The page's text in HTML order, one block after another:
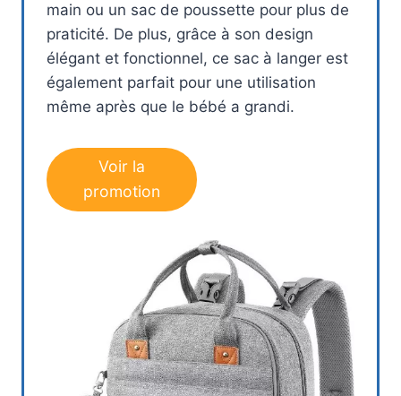
main ou un sac de poussette pour plus de
praticité. De plus, grâce à son design
élégant et fonctionnel, ce sac à langer est
également parfait pour une utilisation
même après que le bébé a grandi.
Voir la
promotion